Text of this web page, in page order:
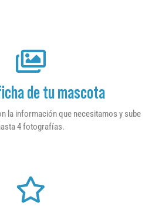
de tu mascota
la información que necesitamos y sube
4 fotografías.